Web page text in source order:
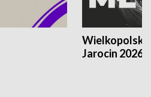
Jarocin 2026